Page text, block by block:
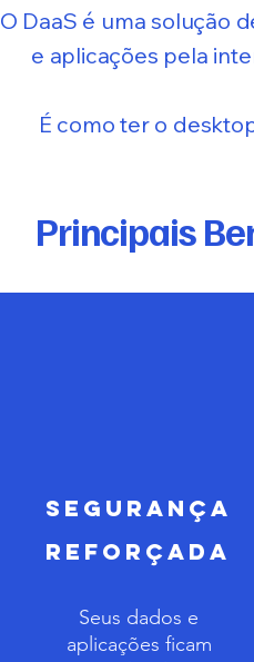
Segurança
Reforçada
Seus dados e
aplicações ficam
O DaaS é uma solução
e aplicações pela
É como ter o
Principais